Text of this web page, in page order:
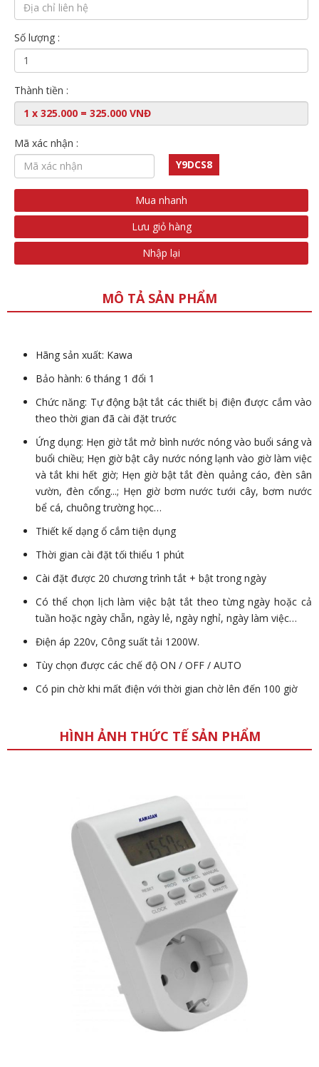
Số lượng :
Thành tiền :
Mã xác nhận :
Y9DCS8
Mua nhanh
Lưu giỏ hàng
Nhập lại
MÔ TẢ SẢN PHẨM
Hãng sản xuất: Kawa
Bảo hành: 6 tháng 1 đổi 1
Chức năng: Tự động bật tắt các thiết bị điện được cắm vào
theo thời gian đã cài đặt trước
Ứng dụng: Hẹn giờ tắt mở bình nước nóng vào buổi sáng và
buổi chiều; Hẹn giờ bật cây nước nóng lạnh vào giờ làm việc
và tắt khi hết giờ; Hẹn giờ bật tắt đèn quảng cáo, đèn sân
vườn, đèn cổng...; Hẹn giờ bơm nước tưới cây, bơm nước
bể cá, chuông trường học…
Thiết kế dạng ổ cắm tiện dụng
Thời gian cài đặt tối thiểu 1 phút
Cài đặt được 20 chương trình tắt + bật trong ngày
Có thể chọn lịch làm việc bật tắt theo từng ngày hoặc cả
tuần hoặc ngày chẵn, ngày lẻ, ngày nghỉ, ngày làm việc…
Điện áp 220v, Công suất tải 1200W.
Tùy chọn được các chế độ ON / OFF / AUTO
Có pin chờ khi mất điện với thời gian chờ lên đến 100 giờ
HÌNH ẢNH THỨC TẾ SẢN PHẨM